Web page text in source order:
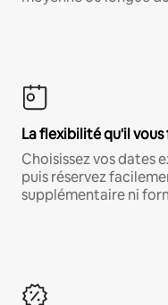
La flexibilité qu'il
Choisissez vos dates
puis réservez
supplémentaire ni